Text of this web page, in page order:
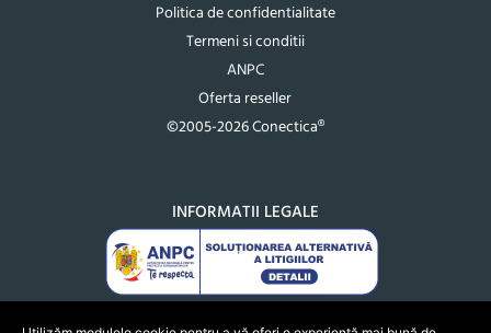
Politica de confidentialitate
Termeni si conditii
ANPC
Oferta reseller
©2005-2026 Conectica®
INFORMATII LEGALE